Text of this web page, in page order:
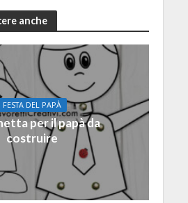
anche
FESTA DEL PAPÀ
per il papà da
costruire